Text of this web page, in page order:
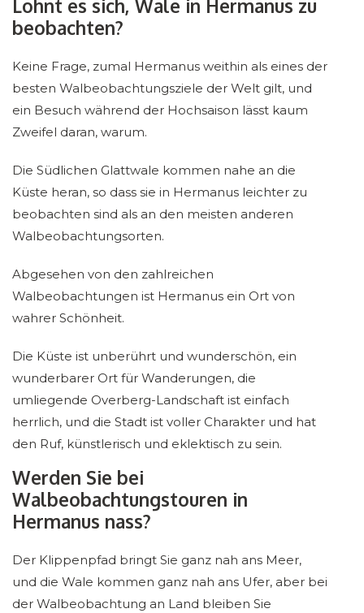
Lohnt es sich, Wale in Hermanus zu
beobachten?
Keine Frage, zumal Hermanus weithin als eines der
besten Walbeobachtungsziele der Welt gilt, und
ein Besuch während der Hochsaison lässt kaum
Zweifel daran, warum.
Die Südlichen Glattwale kommen nahe an die
Küste heran, so dass sie in Hermanus leichter zu
beobachten sind als an den meisten anderen
Walbeobachtungsorten.
Abgesehen von den zahlreichen
Walbeobachtungen ist Hermanus ein Ort von
wahrer Schönheit.
Die Küste ist unberührt und wunderschön, ein
wunderbarer Ort für Wanderungen, die
umliegende Overberg-Landschaft ist einfach
herrlich, und die Stadt ist voller Charakter und hat
den Ruf, künstlerisch und eklektisch zu sein.
Werden Sie bei
Walbeobachtungstouren in
Hermanus nass?
Der Klippenpfad bringt Sie ganz nah ans Meer,
und die Wale kommen ganz nah ans Ufer, aber bei
der Walbeobachtung an Land bleiben Sie